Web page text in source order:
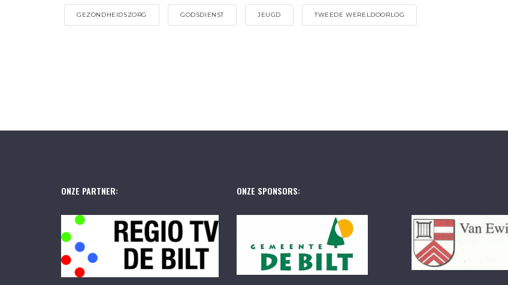
GEZONDHEIDSZORG GODSDIENST JEUGD TWEEDE WERELDOORLOG
ONZE PARTNER: ONZE SPONSORS: